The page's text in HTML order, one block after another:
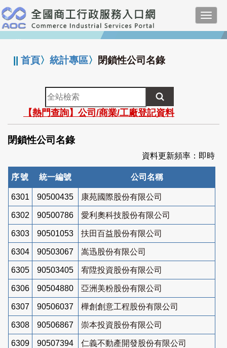
跳
到
主
要
:::
||首頁〉統計專區〉 閉鎖性公司名錄
全
站
檢
索
【熱門查詢】公司/商業/工廠登記資料
閉鎖性公司名錄
資料更新頻率：即時
序號 統一編號 公司名稱
6301 90500435 康苑國際股份有限公司
6302 90500786 愛利奧科技股份有限公司
6303 90501053 扶田百益股份有限公司
6304 90503067 嵩迅股份有限公司
6305 90503405 宥陞投資股份有限公司
6306 90504880 亞洲美粉股份有限公司
6307 90506037 樺創創意工程股份有限公司
6308 90506867 崇本投資股份有限公司
6309 90507394 仁義不動產開發股份有限公司